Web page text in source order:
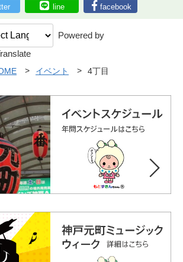
line facebook
Powered by
イベント 4丁目